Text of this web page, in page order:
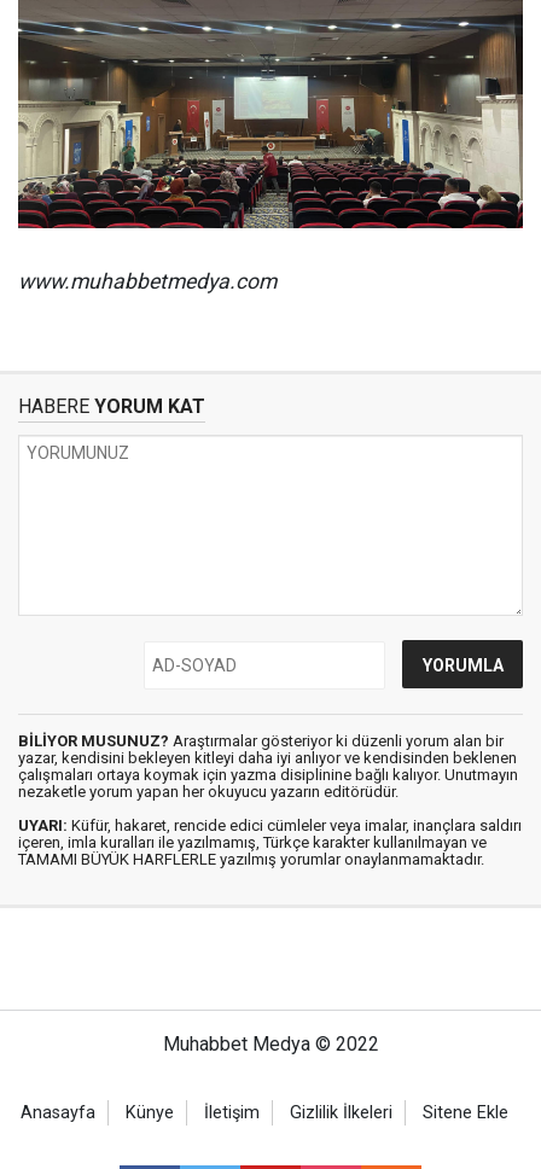
www.muhabbetmedya.com
HABERE YORUM KAT
BİLİYOR MUSUNUZ? Araştırmalar gösteriyor ki düzenli yorum alan bir
yazar, kendisini bekleyen kitleyi daha iyi anlıyor ve kendisinden beklenen
çalışmaları ortaya koymak için yazma disiplinine bağlı kalıyor. Unutmayın
nezaketle yorum yapan her okuyucu yazarın editörüdür.
UYARI: Küfür, hakaret, rencide edici cümleler veya imalar, inançlara saldırı
içeren, imla kuralları ile yazılmamış, Türkçe karakter kullanılmayan ve
TAMAMI BÜYÜK HARFLERLE yazılmış yorumlar onaylanmamaktadır.
Muhabbet Medya © 2022
Anasayfa Künye İletişim Gizlilik İlkeleri Sitene Ekle